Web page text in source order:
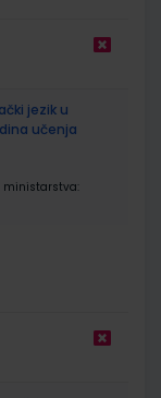
jezik u
učenja
ministarstva: